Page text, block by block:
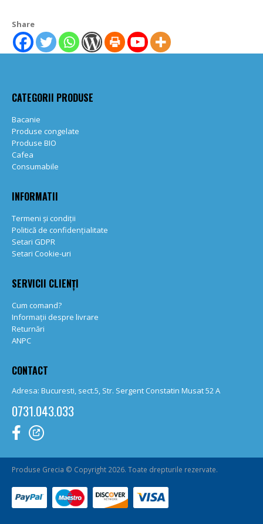
Share
CATEGORII PRODUSE
Bacanie
Produse congelate
Produse BIO
Cafea
Consumabile
INFORMATII
Termeni și condiții
Politică de confidențialitate
Setari GDPR
Setari Cookie-uri
SERVICII CLIENȚI
Cum comand?
Informații despre livrare
Returnări
ANPC
CONTACT
Adresa: Bucuresti, sect.5, Str. Sergent Constatin Musat 52 A
0731.043.033
Produse Grecia © Copyright 2026. Toate drepturile rezervate.